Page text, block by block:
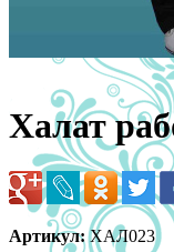
Халат
Артикул:ХАЛ023